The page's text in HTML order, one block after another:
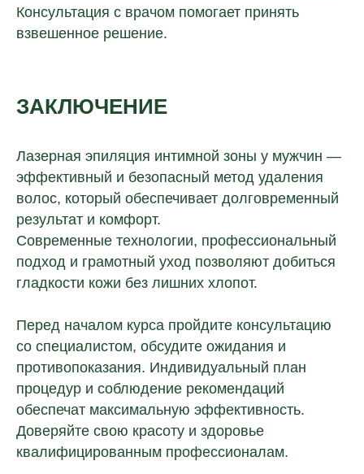
Консультация с врачом помогает принять
взвешенное решение.
ЗАКЛЮЧЕНИЕ
Лазерная эпиляция интимной зоны у мужчин —
эффективный и безопасный метод удаления
волос, который обеспечивает долговременный
результат и комфорт.
Современные технологии, профессиональный
подход и грамотный уход позволяют добиться
гладкости кожи без лишних хлопот.
Перед началом курса пройдите консультацию
со специалистом, обсудите ожидания и
противопоказания. Индивидуальный план
процедур и соблюдение рекомендаций
обеспечат максимальную эффективность.
Доверяйте свою красоту и здоровье
квалифицированным профессионалам.